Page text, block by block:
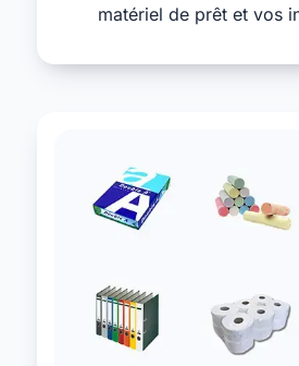
matériel de prêt et vos